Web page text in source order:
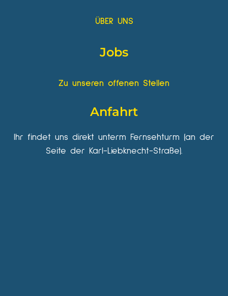
ÜBER UNS
Jobs
Zu unseren offenen Stellen
Anfahrt
Ihr findet uns direkt unterm Fernsehturm (an der
Seite der Karl-Liebknecht-Straße).